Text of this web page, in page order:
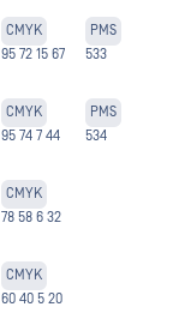
CMYK
95 72 15 67
PMS
533
CMYK
95 74 7 44
PMS
534
CMYK
78 58 6 32
CMYK
60 40 5 20